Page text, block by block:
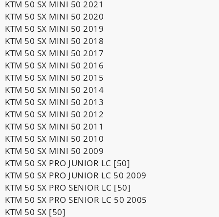
KTM 50 SX MINI 50 2021
KTM 50 SX MINI 50 2020
KTM 50 SX MINI 50 2019
KTM 50 SX MINI 50 2018
KTM 50 SX MINI 50 2017
KTM 50 SX MINI 50 2016
KTM 50 SX MINI 50 2015
KTM 50 SX MINI 50 2014
KTM 50 SX MINI 50 2013
KTM 50 SX MINI 50 2012
KTM 50 SX MINI 50 2011
KTM 50 SX MINI 50 2010
KTM 50 SX MINI 50 2009
KTM 50 SX PRO JUNIOR LC [50]
KTM 50 SX PRO JUNIOR LC 50 2009
KTM 50 SX PRO SENIOR LC [50]
KTM 50 SX PRO SENIOR LC 50 2005
KTM 50 SX [50]